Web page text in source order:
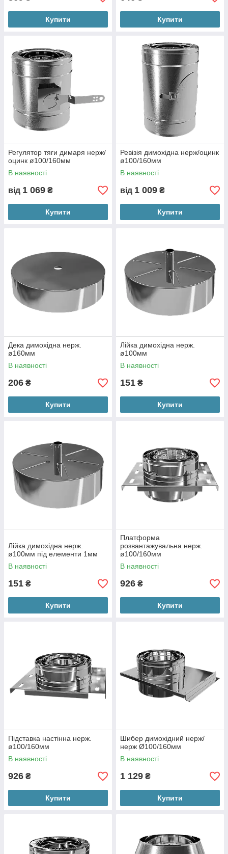
Купити Купити
Регулятор тяги димаря нерж/
оцинк ø100/160мм
В наявності
від 1 069 ₴
Купити
Ревізія димохідна нерж/оцинк
ø100/160мм
В наявності
від 1 009 ₴
Купити
Дека димохідна нерж.
ø160мм
В наявності
206 ₴
Купити
Лійка димохідна нерж.
ø100мм
В наявності
151 ₴
Купити
Лійка димохідна нерж.
ø100мм під елементи 1мм
В наявності
151 ₴
Купити
Платформа
розвантажувальна нерж.
ø100/160мм
В наявності
926 ₴
Купити
Підставка настінна нерж.
ø100/160мм
В наявності
926 ₴
Купити
Шибер димохідний нерж/
нерж Ø100/160мм
В наявності
1 129 ₴
Купити